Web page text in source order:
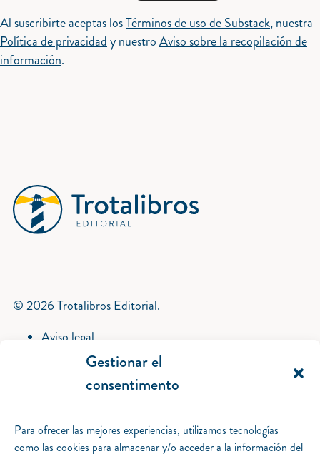
Gestionar el
consentimento
Para ofrecer las mejores experiencias, utilizamos tecnologías
como las cookies para almacenar y/o acceder a la información del
Al suscribirte aceptas losTérminos de uso de Substack, nuestra
Política de privacidady nuestroAviso sobre la recopilación de
información.
© 2026 Trotalibros Editorial.
Aviso legal
Política de privacidad
Catálogo